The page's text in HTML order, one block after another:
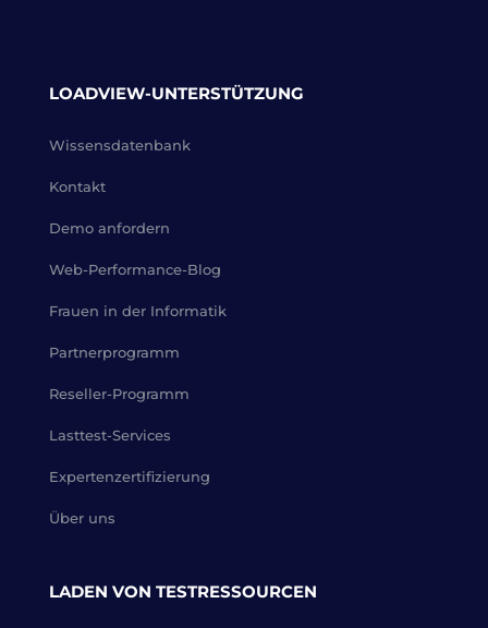
LOADVIEW-UNTERSTÜTZUNG
Wissensdatenbank
Kontakt
Demo anfordern
Web-Performance-Blog
Frauen in der Informatik
Partnerprogramm
Reseller-Programm
Lasttest-Services
Expertenzertifizierung
Über uns
LADEN VON TESTRESSOURCEN